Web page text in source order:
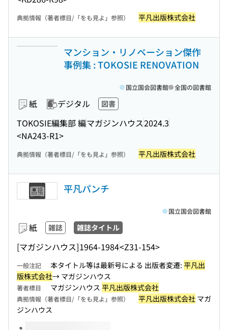
典拠情報（著者標目/「をも見よ」参照） 平凡出版株式会社
マンション・リノベーション傑作
事例集 : TOKOSIE RENOVATION
紙 デジタル 図書
TOKOSIE編集部 編マガジンハウス2024.3
<NA243-R1>
国立国会図書館 全国の図書館
典拠情報（著者標目/「をも見よ」参照） 平凡出版株式会社
平凡パンチ
紙 雑誌 雑誌タイトル
[マガジンハウス]1964-1984<Z31-154>
国立国会図書館
一般注記 本タイトル等は最新号による 出版者変遷: 平凡出
版株式会社→ マガジンハウス
著者標目 マガジンハウス 平凡出版株式会社
典拠情報（著者標目/「をも見よ」参照） 平凡出版株式会社 マガ
ジンハウス
このタイトルの巻号